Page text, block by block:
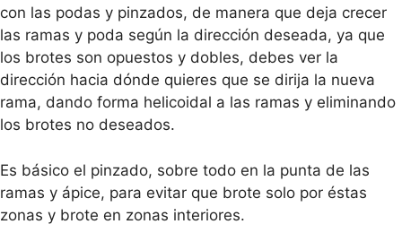
con las podas y pinzados, de manera que deja crecer
las ramas y poda según la dirección deseada, ya que
los brotes son opuestos y dobles, debes ver la
dirección hacia dónde quieres que se dirija la nueva
rama, dando forma helicoidal a las ramas y eliminando
los brotes no deseados.
Es básico el pinzado, sobre todo en la punta de las
ramas y ápice, para evitar que brote solo por éstas
zonas y brote en zonas interiores.